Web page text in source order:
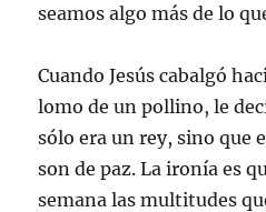
seamos algo más de lo
Cuando Jesús cabalgó
lomo de un pollino, le
sólo era un rey, sino que
son de paz. La ironía es
semana las multitudes